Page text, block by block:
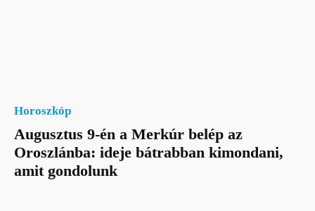
Horoszkóp
Augusztus 9-én a Merkúr belép az
Oroszlánba: ideje bátrabban kimondani,
amit gondolunk